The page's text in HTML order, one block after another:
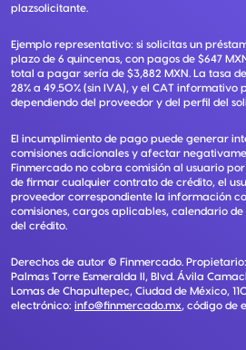
plazsolicitante.
Ejemplo representativo: si solicitas un
plazo de 6 quincenas, con pagos de $647
total a pagar sería de $3,882 MXN. La tasa
28% a 49.50% (sin IVA), y el CAT informativo
dependiendo del proveedor y del perfil del
El incumplimiento de pago puede generar
comisiones adicionales y afectar
Finmercado no cobra comisión al usuario
de firmar cualquier contrato de crédito, el
proveedor correspondiente la información
comisiones, cargos aplicables, calendario
del crédito.
Derechos de autor © Finmercado. Propietario:
Palmas Torre Esmeralda II, Blvd. Ávila
Lomas de Chapultepec, Ciudad de México,
electrónico: info@finmercado.mx, código de